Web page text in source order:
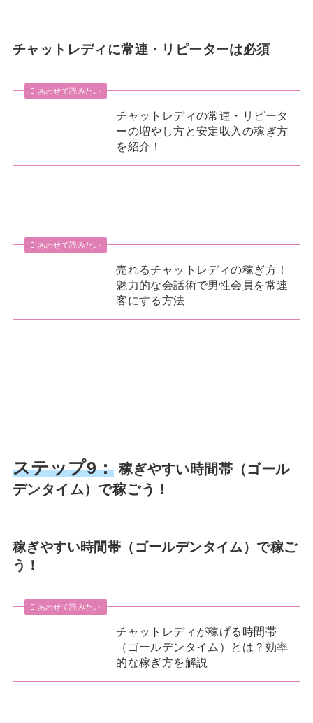
チャットレディに常連・リピーターは必須
あわせて読みたい
チャットレディの常連・リピータ
ーの増やし方と安定収入の稼ぎ方
を紹介！
あわせて読みたい
売れるチャットレディの稼ぎ方！
魅力的な会話術で男性会員を常連
客にする方法
ステップ9： 稼ぎやすい時間帯（ゴール
デンタイム）で稼ごう！
稼ぎやすい時間帯（ゴールデンタイム）で稼ご
う！
あわせて読みたい
チャットレディが稼げる時間帯
（ゴールデンタイム）とは？効率
的な稼ぎ方を解説